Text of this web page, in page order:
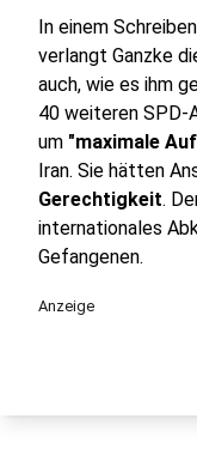
In einem
verlangt Ganzke
auch, wie es ihm
40 weiteren SPD-
um "maximale
Iran. Sie hätten
Gerechtigkeit.
internationales
Gefangenen.
Anzeige